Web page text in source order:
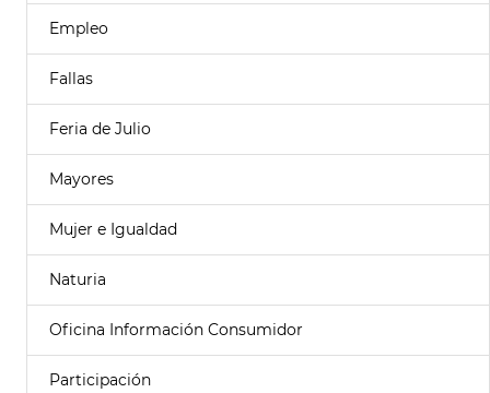
Empleo
Fallas
Feria de Julio
Mayores
Mujer e Igualdad
Naturia
Oficina Información Consumidor
Participación